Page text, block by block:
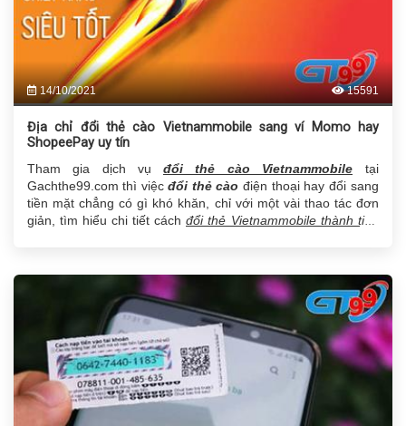
14/10/2021 15591
Địa chỉ đổi thẻ cào Vietnammobile sang ví Momo hay
ShopeePay uy tín
Tham gia dịch vụ đổi thẻ cào Vietnammobile tại
Gachthe99.com thì việc đổi thẻ cào điện thoại hay đổi sang
tiền mặt chẳng có gì khó khăn, chỉ với một vài thao tác đơn
giản, tìm hiểu chi tiết cách đổi thẻ Vietnammobile thành tiền